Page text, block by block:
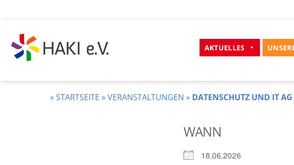
Inhalt
springen
e.v.
AKTUELLES
»STARTSEITE »VERANSTALTUNGEN » DATENSCHUTZ UND IT
WANN
18.06.2026